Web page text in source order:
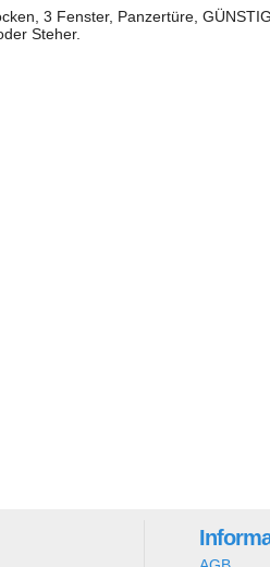
3 Fenster, Panzertüre,
Steher.